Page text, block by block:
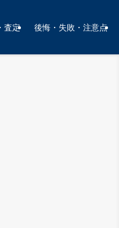
査定 後悔・失敗・注意点